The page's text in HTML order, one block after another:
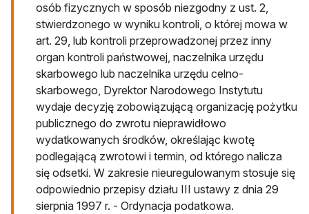
osób fizycznych w sposób niezgodny z ust. 2,
stwierdzonego w wyniku kontroli, o której mowa w
art. 29, lub kontroli przeprowadzonej przez inny
organ kontroli państwowej, naczelnika urzędu
skarbowego lub naczelnika urzędu celno-
skarbowego, Dyrektor Narodowego Instytutu
wydaje decyzję zobowiązującą organizację pożytku
publicznego do zwrotu nieprawidłowo
wydatkowanych środków, określając kwotę
podlegającą zwrotowi i termin, od którego nalicza
się odsetki. W zakresie nieuregulowanym stosuje się
odpowiednio przepisy działu III ustawy z dnia 29
sierpnia 1997 r. - Ordynacja podatkowa.